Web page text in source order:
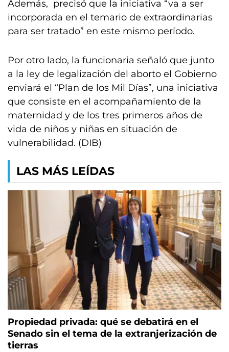
Además, precisó que la iniciativa “va a ser
incorporada en el temario de extraordinarias
para ser tratado” en este mismo período.
Por otro lado, la funcionaria señaló que junto
a la ley de legalización del aborto el Gobierno
enviará el “Plan de los Mil Días”, una iniciativa
que consiste en el acompañamiento de la
maternidad y de los tres primeros años de
vida de niños y niñas en situación de
vulnerabilidad. (DIB)
LAS MÁS LEÍDAS
Propiedad privada: qué se debatirá en el
Senado sin el tema de la extranjerización de
tierras